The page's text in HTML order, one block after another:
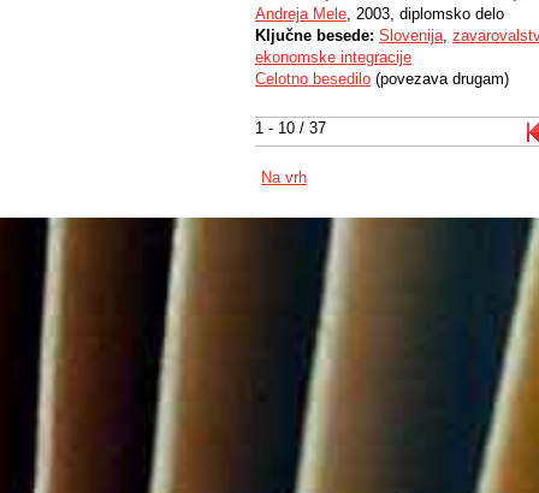
1 - 10 / 37
Andreja Mele, 2003, diplomsko delo
Ključne besede: Slovenija,
ekonomske integracije
Celotno besedilo (povezava drugam)
Na vrh